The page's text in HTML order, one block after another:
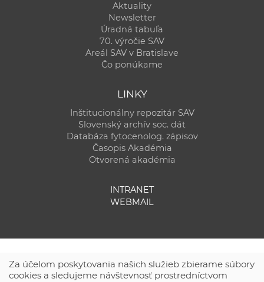
Aktuality
Newsletter
Úradná tabuľa
70. výročie SAV
Areál SAV v Bratislave
Čo ponúkame
LINKY
Inštitucionálny repozitár SAV
Slovenský archív soc. dát
Databáza fytocenolog. zápisov
Časopis Akadémia
Otvorená akadémia
INTRANET
WEBMAIL
Za účelom poskytovania našich služieb zbierame súbory
cookies a sledujeme návštevnosť prostredníctvom